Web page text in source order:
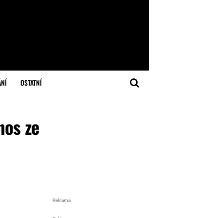
OSTATNÍ
ze
Reklama